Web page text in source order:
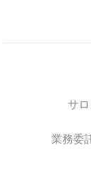
サ
業務委